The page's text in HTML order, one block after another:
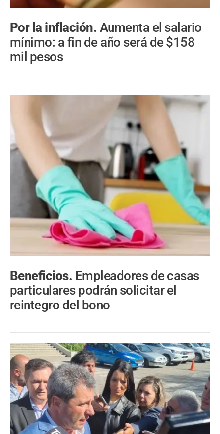
Por la inflación. Aumenta el salario
mínimo: a fin de año será de $158
mil pesos
Beneficios. Empleadores de casas
particulares podrán solicitar el
reintegro del bono